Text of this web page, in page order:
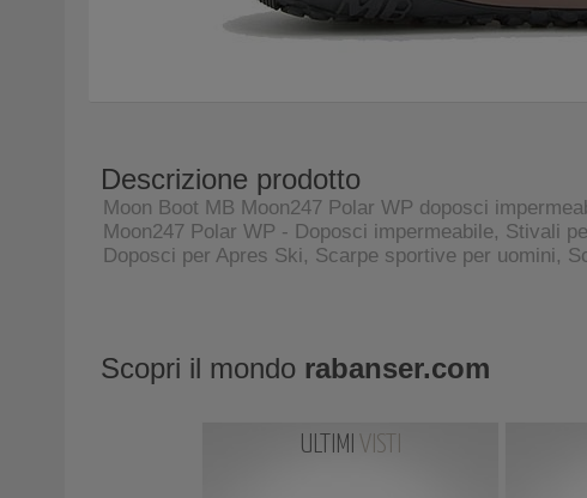
Descrizione prodotto
Moon Boot MB Moon247 Polar WP doposci
Moon247 Polar WP - Doposci impermeabile, Stivali
Doposci per Apres Ski, Scarpe sportive per uomini,
Scopri il mondo rabanser.com
ULTIMI VISTI